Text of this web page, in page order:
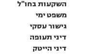
השקעות בחו"ל
משפט ימי
גישור עסקי
דיני תעופה
דיני הייטק